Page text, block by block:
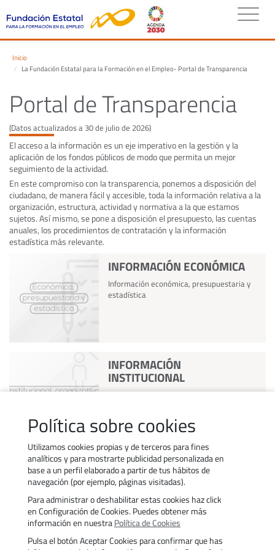
Política sobre cookies
Utilizamos cookies propias y de terceros para fines
analíticos y para mostrarte publicidad personalizada en
base a un perfil elaborado a partir de tus hábitos de
navegación (por ejemplo, páginas visitadas).
Para administrar o deshabilitar estas cookies haz click
en Configuración de Cookies. Puedes obtener más
información en nuestraPolítica de Cookies
Pulsa el botón Aceptar Cookies para confirmar que has
Inicio
La Fundación Estatal para la Formación en el Empleo- Portal de Transparencia
Portal de Transparencia
(Datos actualizados a 30 de julio de 2026)
El acceso a la información es un eje imperativo en la gestión y la
aplicación de los fondos públicos de modo que permita un mejor
seguimiento de la actividad.
En este compromiso con la transparencia, ponemos a disposición del
ciudadano, de manera fácil y accesible, toda la información relativa a la
organización, estructura, actividad y normativa a la que estamos
sujetos. Así mismo, se pone a disposición el presupuesto, las cuentas
anuales, los procedimientos de contratación y la información
estadística más relevante.
INFORMACIÓN ECONÓMICA
Información económica, presupuestaria y
estadística
INFORMACIÓN
INSTITUCIONAL
Información institucional, organizativa y de
tratamiento
Contacto
Política de uso de cookies
Política de privacidad
Trabaja con nosotros
Transparencia
Aviso legal